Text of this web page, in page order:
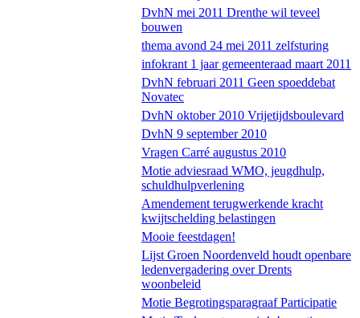
DvhN mei 2011 Drenthe wil teveel
bouwen
thema avond 24 mei 2011 zelfsturing
infokrant 1 jaar gemeenteraad maart 2011
DvhN februari 2011 Geen spoeddebat
Novatec
DvhN oktober 2010 Vrijetijdsboulevard
DvhN 9 september 2010
Vragen Carré augustus 2010
Motie adviesraad WMO, jeugdhulp,
schuldhulpverlening
Amendement terugwerkende kracht
kwijtschelding belastingen
Mooie feestdagen!
Lijst Groen Noordenveld houdt openbare
ledenvergadering over Drents
woonbeleid
Motie Begrotingsparagraaf Participatie